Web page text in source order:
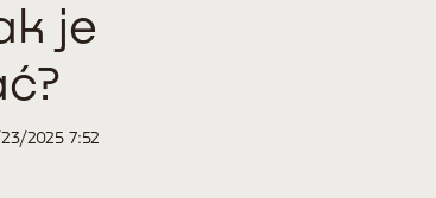
je
2025 7:52